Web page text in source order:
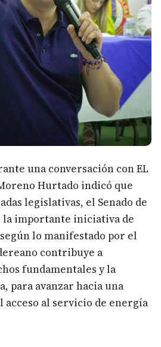
una conversación con EL
Hurtado indicó que
legislativas, el Senado de
la importante iniciativa de
lo manifestado por el
contribuye a
fundamentales y la
para avanzar hacia una
acceso al servicio de energía